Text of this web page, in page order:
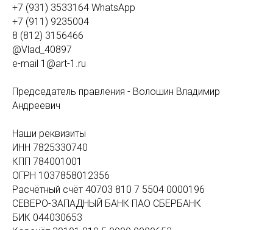
+7 (931) 3533164 WhatsApp
+7 (911) 9235004
8 (812) 3156466
@Vlad_40897
e-mail 1@art-1.ru
Председатель правления - Волошин Владимир
Андреевич
Наши реквизиты
ИНН 7825330740
КПП 784001001
ОГРН 1037858012356
Расчётный счёт 40703 810 7 5504 0000196
СЕВЕРО-ЗАПАДНЫЙ БАНК ПАО СБЕРБАНК
БИК 044030653